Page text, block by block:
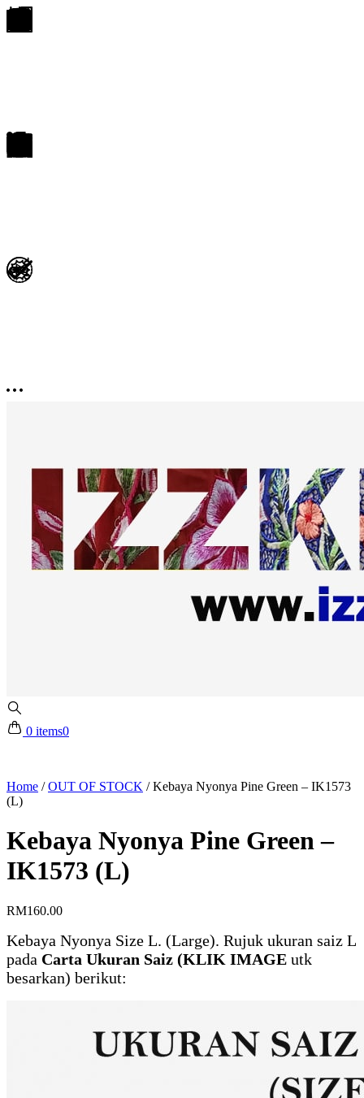
0 items0
Home /OUT OF STOCK /Kebaya Nyonya Pine Green – IK1573
(L)
Kebaya Nyonya Pine Green –
IK1573 (L)
RM160.00
Kebaya Nyonya Size L. (Large). Rujuk ukuran saiz L
pada Carta Ukuran Saiz (KLIK IMAGE utk
besarkan) berikut: